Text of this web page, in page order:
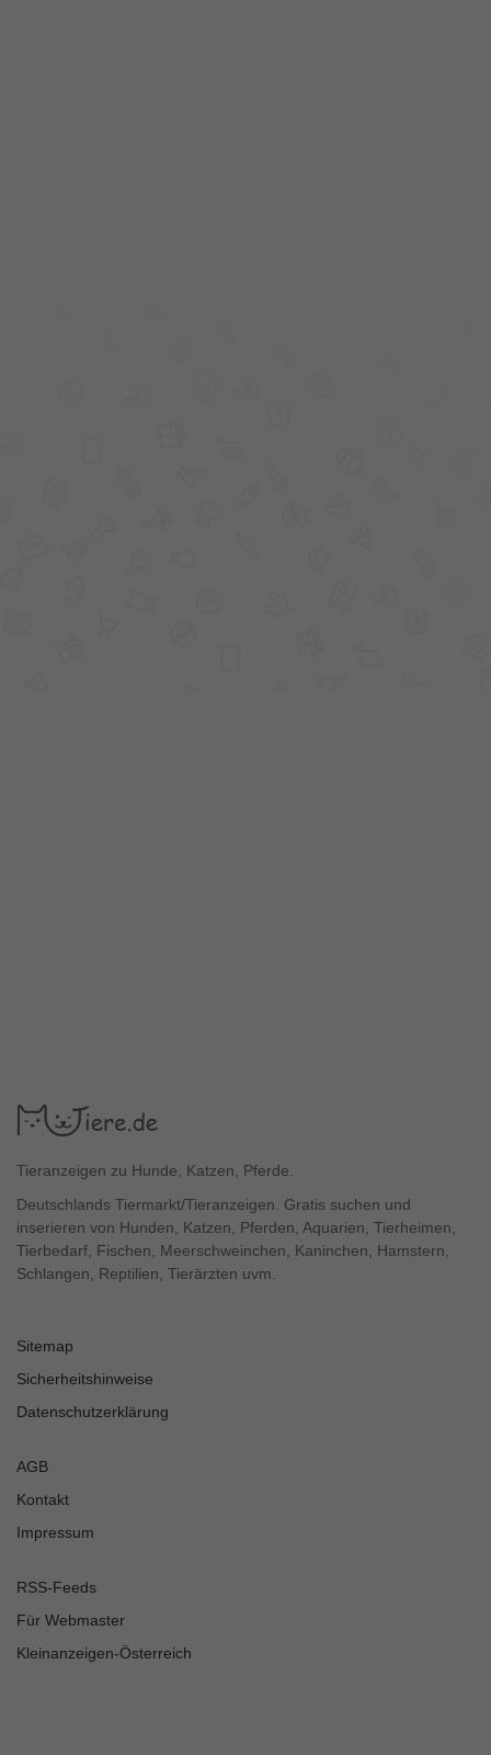
Tieranzeigen zu Hunde, Katzen, Pferde.
Deutschlands Tiermarkt/Tieranzeigen. Gratis suchen und
inserieren von Hunden, Katzen, Pferden, Aquarien, Tierheimen,
Tierbedarf, Fischen, Meerschweinchen, Kaninchen, Hamstern,
Schlangen, Reptilien, Tierärzten uvm.
Sitemap
Sicherheitshinweise
Datenschutzerklärung
AGB
Kontakt
Impressum
RSS-Feeds
Für Webmaster
Kleinanzeigen-Österreich